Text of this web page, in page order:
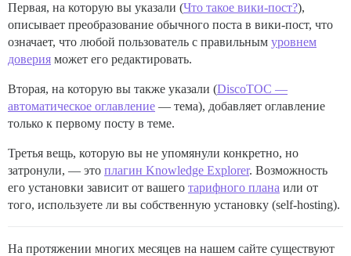
Первая, на которую вы указали (Что такое вики-пост?),
описывает преобразование обычного поста в вики-пост, что
означает, что любой пользователь с правильным уровнем
доверия может его редактировать.
Вторая, на которую вы также указали (DiscoTOC —
автоматическое оглавление — тема), добавляет оглавление
только к первому посту в теме.
Третья вещь, которую вы не упомянули конкретно, но
затронули, — это плагин Knowledge Explorer. Возможность
его установки зависит от вашего тарифного плана или от
того, используете ли вы собственную установку (self-hosting).
На протяжении многих месяцев на нашем сайте существуют